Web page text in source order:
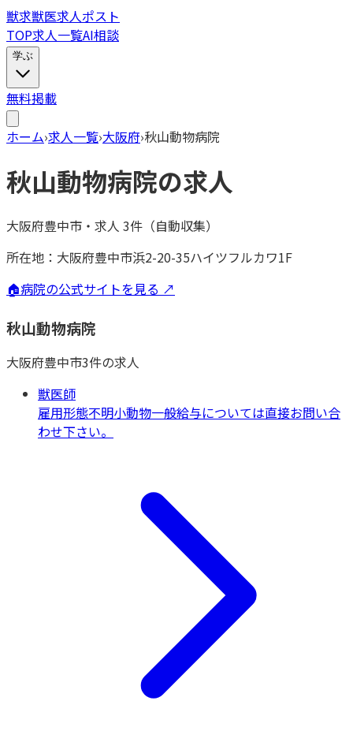
獣求獣医求人ポスト
TOP求人一覧AI相談
学ぶ
無料掲載
ホーム›求人一覧›大阪府›秋山動物病院
秋山動物病院の求人
大阪府豊中市 ・ 求人 3件（自動収集）
所在地： 大阪府豊中市浜2-20-35ハイツフルカワ1F
🏠病院の公式サイトを見る ↗
秋山動物病院
大阪府豊中市3件の求人
獣医師
雇用形態不明小動物一般給与については直接お問い合
わせ下さい。